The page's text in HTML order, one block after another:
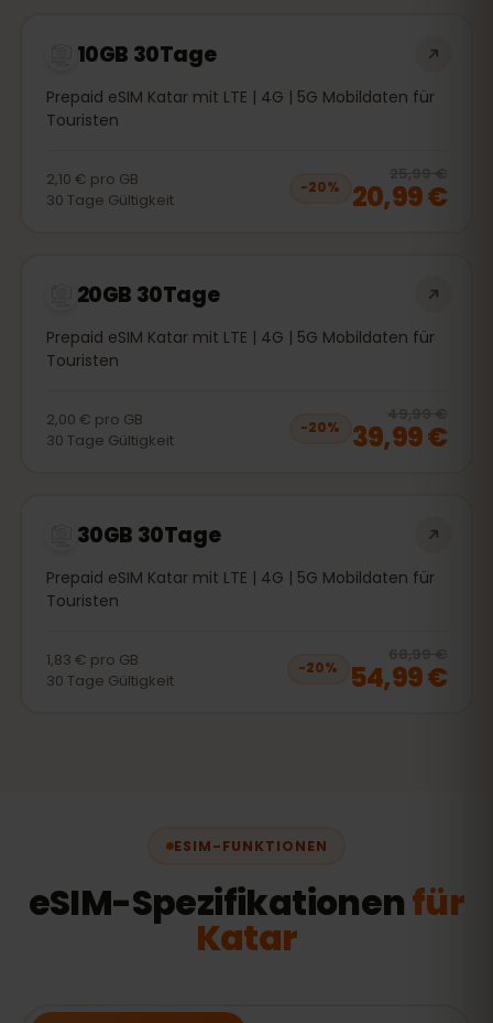
10GB 30Tage
Prepaid eSIM Katar mit LTE | 4G | 5G Mobildaten für
Touristen
2,10 € pro GB
30 Tage Gültigkeit
−20%
25,99 €
20,99 €
20GB 30Tage
Prepaid eSIM Katar mit LTE | 4G | 5G Mobildaten für
Touristen
2,00 € pro GB
30 Tage Gültigkeit
−20%
49,99 €
39,99 €
30GB 30Tage
Prepaid eSIM Katar mit LTE | 4G | 5G Mobildaten für
Touristen
1,83 € pro GB
30 Tage Gültigkeit
−20%
68,99 €
54,99 €
ESIM-FUNKTIONEN
eSIM-Spezifikationenfür
Katar